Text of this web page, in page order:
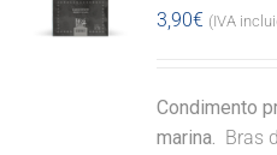
3,90€ (IVA
Condimento
marina. Bras